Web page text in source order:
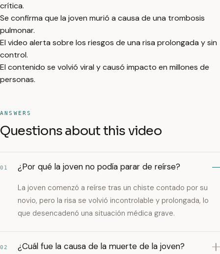
crítica.
Se confirma que la joven murió a causa de una trombosis
pulmonar.
El video alerta sobre los riesgos de una risa prolongada y sin
control.
El contenido se volvió viral y causó impacto en millones de
personas.
ANSWERS
Questions about this video
01 ¿Por qué la joven no podía parar de reírse?
La joven comenzó a reírse tras un chiste contado por su
novio, pero la risa se volvió incontrolable y prolongada, lo
que desencadenó una situación médica grave.
02 ¿Cuál fue la causa de la muerte de la joven?